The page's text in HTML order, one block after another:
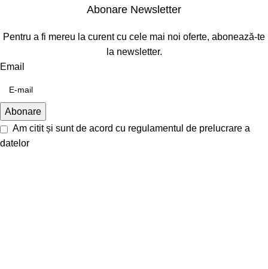
Abonare Newsletter
Pentru a fi mereu la curent cu cele mai noi oferte, abonează-te
la newsletter.
Email
Am citit și sunt de acord cu regulamentul de prelucrare a
datelor